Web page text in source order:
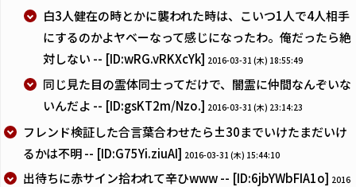
白3人健在の時とかに襲われた時は、こいつ1人で4人相手
にするのかよヤベーなって感じになったわ。俺だったら絶
対しない -- [ID:wRG.vRKXcYk] 2016-03-31 (木) 18:55:49
同じ見た目の霊体同士ってだけで、闇霊に仲間なんぞいな
いんだよ -- [ID:gsKT2m/Nzo.] 2016-03-31 (木) 23:14:23
フレンド検証した合言葉合わせたら±30までいけたまだいけ
るかは不明 -- [ID:G75Yi.ziuAI] 2016-03-31 (木) 15:44:10
出待ちに赤サイン拾われて辛ひwww -- [ID:6jbYWbFIA1o] 2016